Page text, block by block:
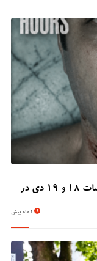
«۷۷ ساعت» روی پرده سینما؛ روایتی از اعتراضات ۱۸ و ۱۹ دی در